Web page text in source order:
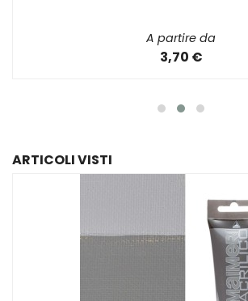
A partire da
3,70 €
ARTICOLI VISTI